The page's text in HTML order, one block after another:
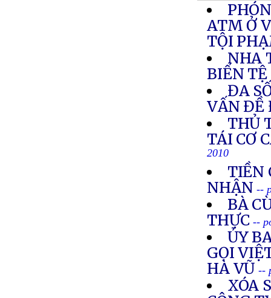
ATM Ở
TỘI
NHA
BIỂN
ĐA
VẤN
THỦ
TÁI CƠ
2010
TIỀN
NHẬN --
BÀ
THỰC --
ỦY
GỌI
HÀ VŨ--
XÓA